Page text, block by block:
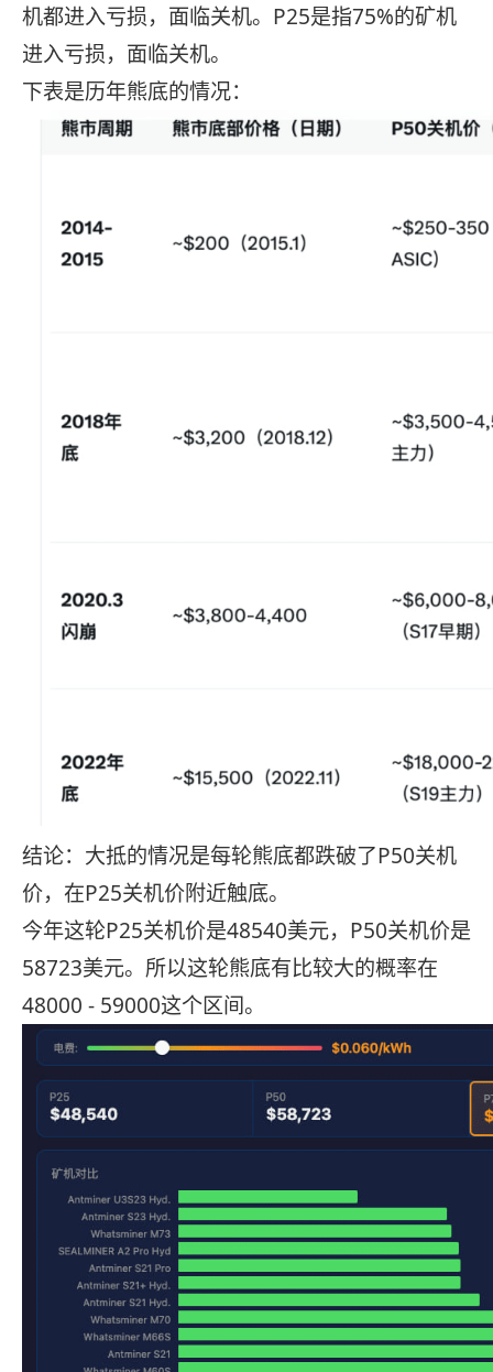
机都进入亏损，面临关机。P25是指75%的矿机
进入亏损，面临关机。
下表是历年熊底的情况：
结论：大抵的情况是每轮熊底都跌破了P50关机
价，在P25关机价附近触底。
今年这轮P25关机价是48540美元，P50关机价是
58723美元。所以这轮熊底有比较大的概率在
48000 - 59000这个区间。